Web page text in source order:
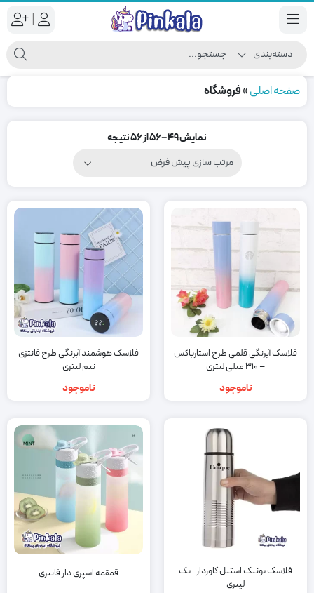
|
صفحه اصلی»فروشگاه
نمایش 49–56 از 56 نتیجه
فلاسک آبرنگی قلمی طرح استارباکس
– 310 میلی لیتری
ناموجود
فلاسک هوشمند آبرنگی طرح فانتزی
نیم لیتری
ناموجود
فلاسک یونیک استیل کاوردار- یک
لیتری
قمقمه اسپری دار فانتزی